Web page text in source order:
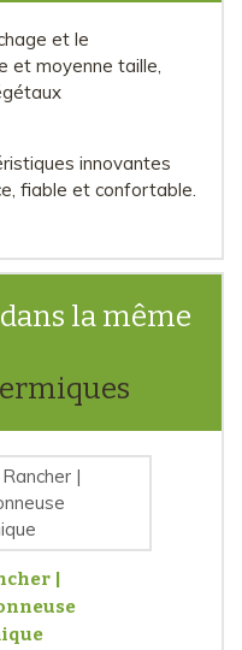
et le
et moyenne taille,
innovantes
fiable et confortable.
la même
|